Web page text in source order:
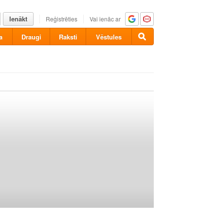
Ienākt Reģistrēties Vai ienāc ar
Draugi Raksti Vēstules